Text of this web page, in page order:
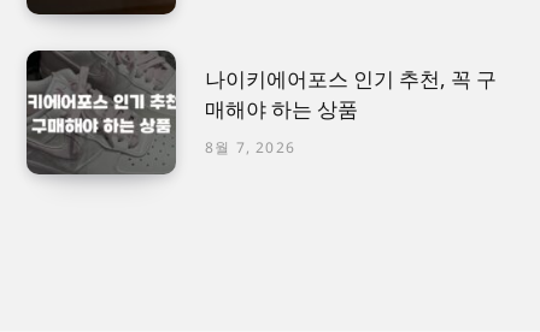
나이키에어포스 인기 추천, 꼭 구
매해야 하는 상품
8월 7, 2026